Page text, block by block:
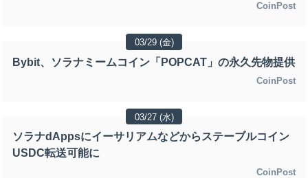
CoinPost
03/29 (金)
Bybit、ソラナミームコイン「POPCAT」の永久先物提供
CoinPost
03/27 (水)
ソラナdAppsにイーサリアムなどからステーブルコイン
USDC転送可能に
CoinPost